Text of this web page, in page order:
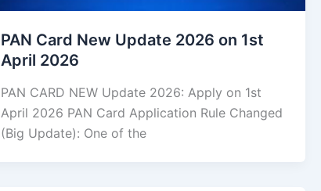
PAN Card New Update 2026 on 1st
April 2026
PAN CARD NEW Update 2026: Apply on 1st
April 2026 PAN Card Application Rule Changed
(Big Update): One of the